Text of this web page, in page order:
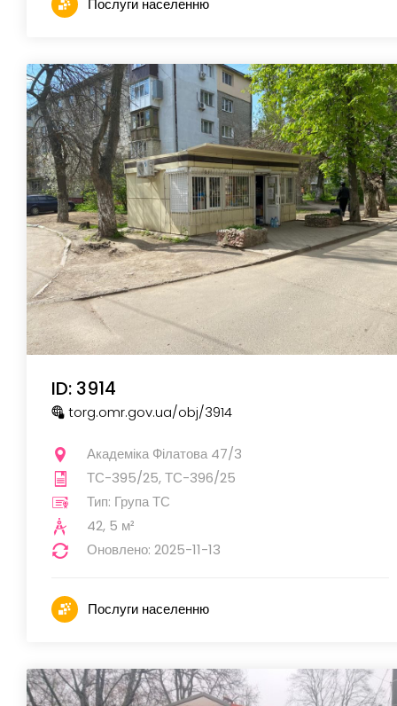
Послуги населенню
ID: 3914
torg.omr.gov.ua/obj/3914
Академіка Філатова 47/3
ТС-395/25, ТС-396/25
Тип: Група ТС
42, 5 м²
Оновлено: 2025-11-13
Послуги населенню